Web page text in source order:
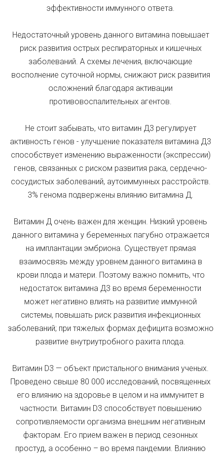
эффективности иммунного ответа.
Недостаточный уровень данного витамина повышает
риск развития острых респираторных и кишечных
заболеваний. А схемы лечения, включающие
восполнение суточной нормы, снижают риск развития
осложнений благодаря активации
противовоспалительных агентов.
Не стоит забывать, что витамин Д3 регулирует
активность генов - улучшение показателя витамина Д3
способствует изменению выраженности (экспрессии)
генов, связанных с риском развития рака, сердечно-
сосудистых заболеваний, аутоиммунных расстройств.
3% генома подвержены влиянию витамина Д.
Витамин Д очень важен для женщин. Низкий уровень
данного витамина у беременных пагубно отражается
на имплантации эмбриона. Существует прямая
взаимосвязь между уровнем данного витамина в
крови плода и матери. Поэтому важно помнить, что
недостаток витамина Д3 во время беременности
может негативно влиять на развитие иммунной
системы, повышать риск развития инфекционных
заболеваний; при тяжелых формах дефицита возможно
развитие внутриутробного рахита плода.
Витамин D3 — объект пристального внимания ученых.
Проведено свыше 80 000 исследований, посвященных
его влиянию на здоровье в целом и на иммунитет в
частности. Витамин D3 способствует повышению
сопротивляемости организма внешним негативным
факторам. Его прием важен в период сезонных
простуд, а особенно – во время пандемии. Влиянию